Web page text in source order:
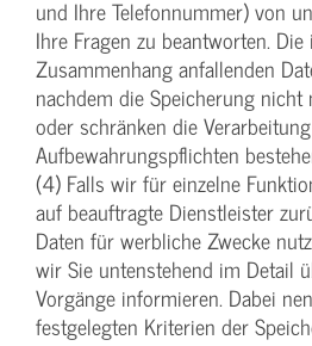
und Ihre Telefonnummer) von
Ihre Fragen zu beantworten.
Zusammenhang anfallenden
nachdem die Speicherung
oder schränken die
Aufbewahrungspflichten
(4) Falls wir für einzelne
auf beauftragte Dienstleister
Daten für werbliche Zwecke
wir Sie untenstehend im Detail
Vorgänge informieren. Dabei
festgelegten Kriterien der